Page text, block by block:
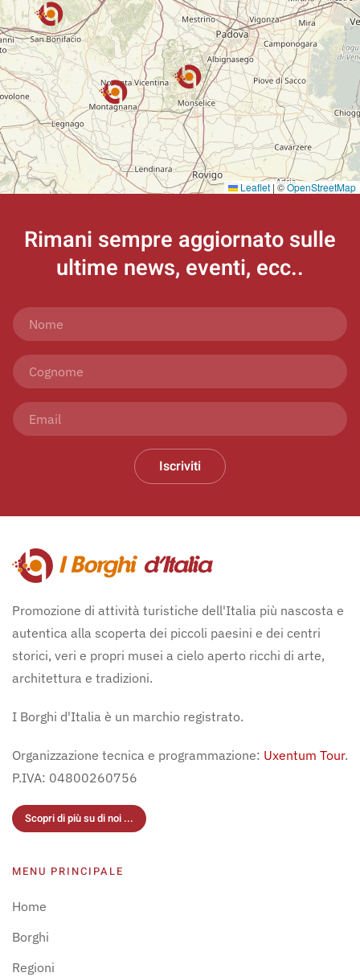
Leaflet |©OpenStreetMap
Rimani sempre aggiornato sulle
ultime news, eventi, ecc..
Iscriviti
Promozione di attività turistiche dell'Italia più nascosta e
autentica alla scoperta dei piccoli paesini e dei centri
storici, veri e propri musei a cielo aperto ricchi di arte,
architettura e tradizioni.
I Borghi d'Italia è un marchio registrato.
Organizzazione tecnica e programmazione: Uxentum Tour.
P.IVA: 04800260756
Scopri di più su di noi ...
MENU PRINCIPALE
Home
Borghi
Regioni